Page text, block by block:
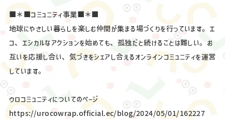
■＊■コミュニティ事業■＊■
地球にやさしい暮らしを楽しむ仲間が集まる場づくりを行っています。エ
コ、エシカルなアクションを始めても、孤独だと続けることは難しい。お
互いを応援し合い、気づきをシェアし合えるオンラインコミュニティを運営
しています。
ウロコミュニティについてのページ
https://urocowrap.official.ec/blog/2024/05/01/162227